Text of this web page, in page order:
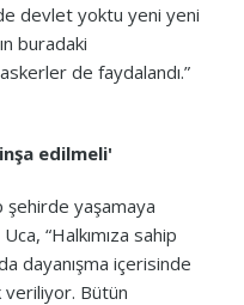
devlet yoktu yeni yeni
buradaki
de faydalandı.”
edilmeli'
şehirde yaşamaya
“Halkımıza sahip
dayanışma içerisinde
veriliyor. Bütün